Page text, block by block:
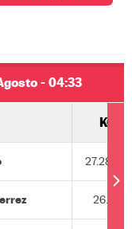
- 04:33
KO
27.28
26.46